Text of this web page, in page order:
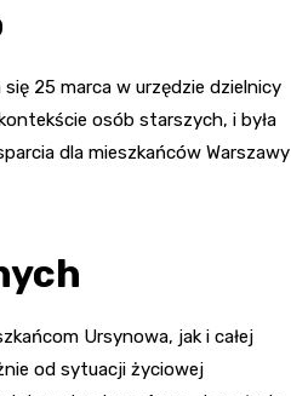
25 marca w urzędzie dzielnicy
osób starszych, i była
dla mieszkańców Warszawy
Ursynowa, jak i całej
od sytuacji życiowej